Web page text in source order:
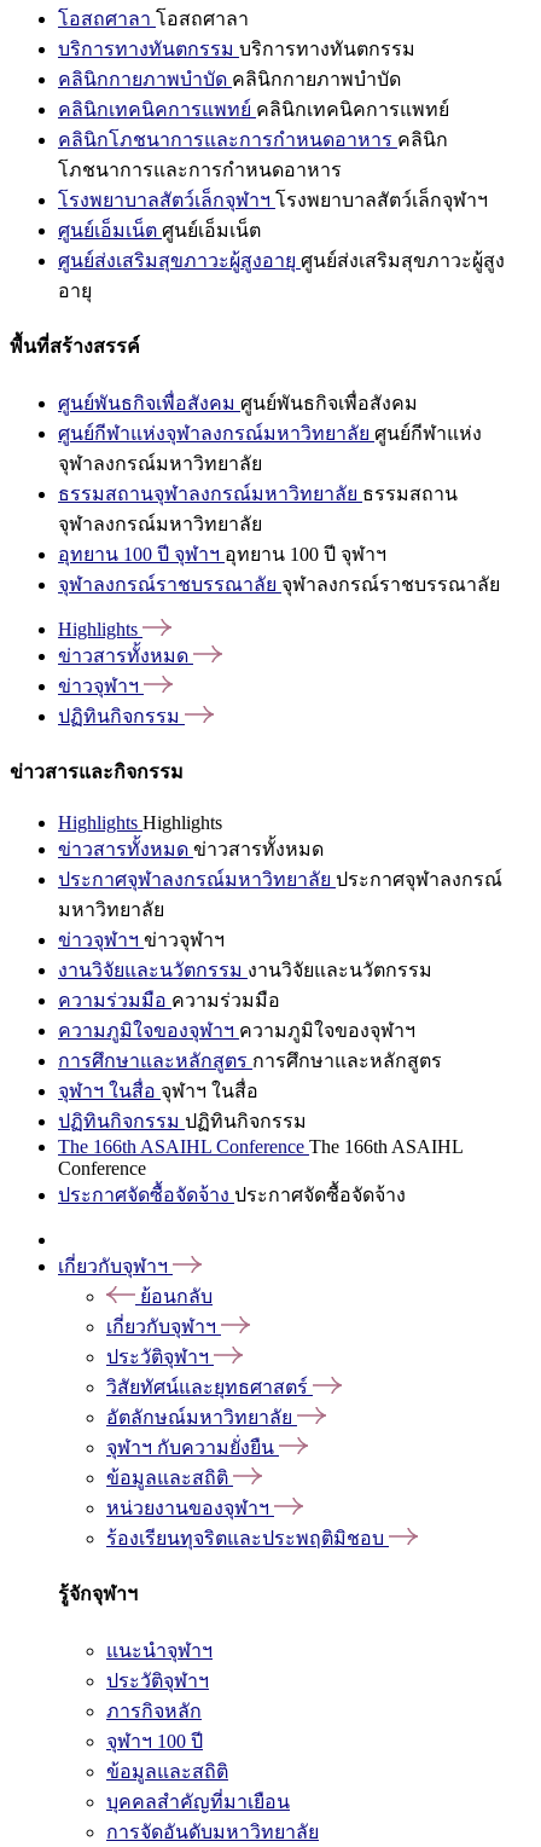
โอสถศาลา โอสถศาลา
บริการทางทันตกรรม บริการทางทันตกรรม
คลินิกกายภาพบำบัด คลินิกกายภาพบำบัด
คลินิกเทคนิคการแพทย์ คลินิกเทคนิคการแพทย์
คลินิกโภชนาการและการกำหนดอาหาร คลินิก
โภชนาการและการกำหนดอาหาร
โรงพยาบาลสัตว์เล็กจุฬาฯ โรงพยาบาลสัตว์เล็กจุฬาฯ
ศูนย์เอ็มเน็ต ศูนย์เอ็มเน็ต
ศูนย์ส่งเสริมสุขภาวะผู้สูงอายุ ศูนย์ส่งเสริมสุขภาวะผู้สูง
อายุ
พื้นที่สร้างสรรค์
ศูนย์พันธกิจเพื่อสังคม ศูนย์พันธกิจเพื่อสังคม
ศูนย์กีฬาแห่งจุฬาลงกรณ์มหาวิทยาลัย ศูนย์กีฬาแห่ง
จุฬาลงกรณ์มหาวิทยาลัย
ธรรมสถานจุฬาลงกรณ์มหาวิทยาลัย ธรรมสถาน
จุฬาลงกรณ์มหาวิทยาลัย
อุทยาน 100 ปี จุฬาฯ อุทยาน 100 ปี จุฬาฯ
จุฬาลงกรณ์ราชบรรณาลัย จุฬาลงกรณ์ราชบรรณาลัย
Highlights
ข่าวสารทั้งหมด
ข่าวจุฬาฯ
ปฏิทินกิจกรรม
ข่าวสารและกิจกรรม
Highlights Highlights
ข่าวสารทั้งหมด ข่าวสารทั้งหมด
ประกาศจุฬาลงกรณ์มหาวิทยาลัย ประกาศจุฬาลงกรณ์
มหาวิทยาลัย
ข่าวจุฬาฯ ข่าวจุฬาฯ
งานวิจัยและนวัตกรรม งานวิจัยและนวัตกรรม
ความร่วมมือ ความร่วมมือ
ความภูมิใจของจุฬาฯ ความภูมิใจของจุฬาฯ
การศึกษาและหลักสูตร การศึกษาและหลักสูตร
จุฬาฯ ในสื่อ จุฬาฯ ในสื่อ
ปฏิทินกิจกรรม ปฏิทินกิจกรรม
The 166th ASAIHL Conference The 166th ASAIHL
Conference
ประกาศจัดซื้อจัดจ้าง ประกาศจัดซื้อจัดจ้าง
เกี่ยวกับจุฬาฯ
ย้อนกลับ
เกี่ยวกับจุฬาฯ
ประวัติจุฬาฯ
วิสัยทัศน์และยุทธศาสตร์
อัตลักษณ์มหาวิทยาลัย
จุฬาฯ กับความยั่งยืน
ข้อมูลและสถิติ
หน่วยงานของจุฬาฯ
ร้องเรียนทุจริตและประพฤติมิชอบ
รู้จักจุฬาฯ
แนะนำจุฬาฯ
ประวัติจุฬาฯ
ภารกิจหลัก
จุฬาฯ 100 ปี
ข้อมูลและสถิติ
บุคคลสำคัญที่มาเยือน
การจัดอันดับมหาวิทยาลัย